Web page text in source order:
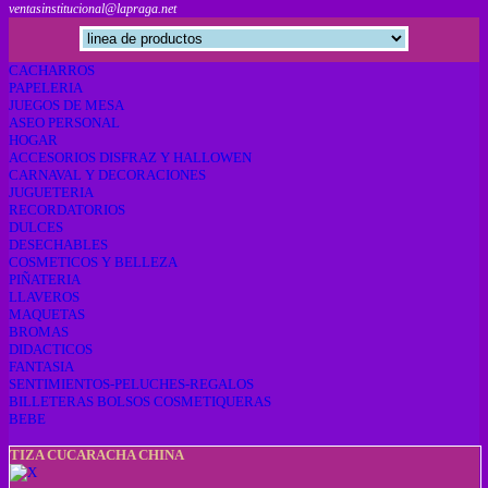
ventasinstitucional@lapraga.net
CACHARROS
PAPELERIA
JUEGOS DE MESA
ASEO PERSONAL
HOGAR
ACCESORIOS DISFRAZ Y HALLOWEN
CARNAVAL Y DECORACIONES
JUGUETERIA
RECORDATORIOS
DULCES
DESECHABLES
COSMETICOS Y BELLEZA
PIÑATERIA
LLAVEROS
MAQUETAS
BROMAS
DIDACTICOS
FANTASIA
SENTIMIENTOS-PELUCHES-REGALOS
BILLETERAS BOLSOS COSMETIQUERAS
BEBE
TIZA CUCARACHA CHINA